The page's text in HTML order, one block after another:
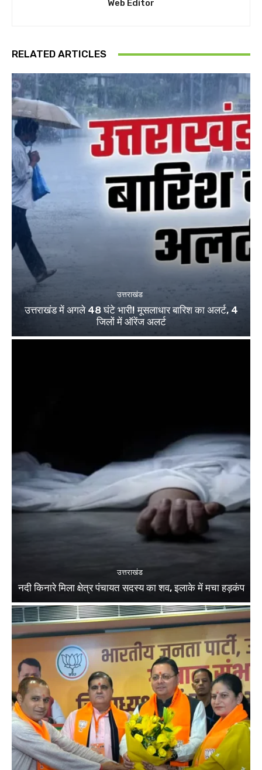
Web Editor
RELATED ARTICLES
उत्तराखंड
उत्तराखंड में अगले 48 घंटे भारी! मूसलाधार बारिश का अलर्ट, 4
जिलों में ऑरेंज अलर्ट
उत्तराखंड
नदी किनारे मिला क्षेत्र पंचायत सदस्य का शव, इलाके में मचा हड़कंप